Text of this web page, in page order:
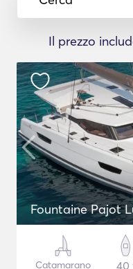
Il prezzo
Fountaine Pajot
Catamarano
40